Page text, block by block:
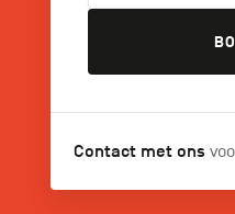
secondaire
Contact met ons